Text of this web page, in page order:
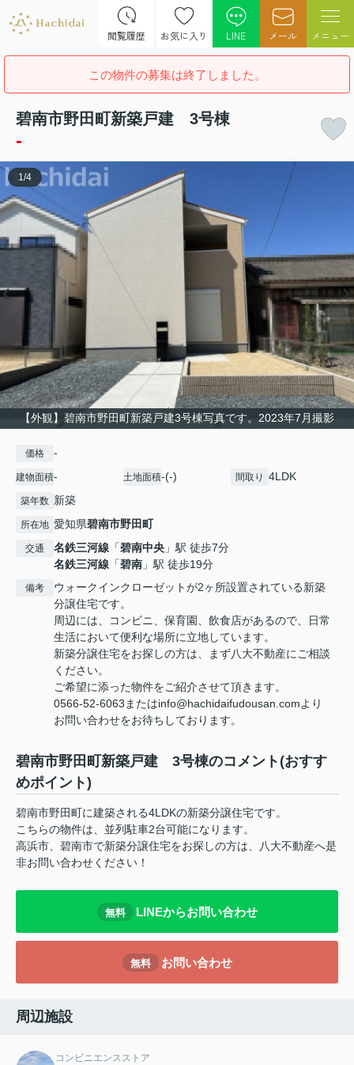
閲覧履歴 お気に入り LINE メール メニュー
この物件の募集は終了しました。
碧南市野田町新築戸建 3号棟
-
【外観】碧南市野田町新築戸建3号棟写真です。2023年7月撮影
1 /4
価格 -
建物面積- 土地面積-(-) 間取り 4LDK
築年数 新築
所在地 愛知県碧南市野田町
交通 名鉄三河線 「碧南中央 」駅 徒歩7分
名鉄三河線 「碧南 」駅 徒歩19分
備考
ウォークインクローゼットが2ヶ所設置されている新築
分譲住宅です。
周辺には、コンビニ、保育園、飲食店があるので、日常
生活において便利な場所に立地しています。
新築分譲住宅をお探しの方は、まず八大不動産にご相談
ください。
ご希望に添った物件をご紹介させて頂きます。
0566-52-6063またはinfo@hachidaifudousan.comより
お問い合わせをお待ちしております。
碧南市野田町新築戸建 3号棟のコメント(おすす
めポイント)
碧南市野田町に建築される4LDKの新築分譲住宅です。
こちらの物件は、並列駐車2台可能になります。
高浜市、碧南市で新築分譲住宅をお探しの方は、八大不動産へ是
非お問い合わせください！
無料 LINEからお問い合わせ
無料 お問い合わせ
周辺施設
コンビニエンスストア